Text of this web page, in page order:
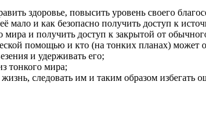
здоровье, повысить уровень своего
мало и как безопасно получить доступ к
и получить доступ к закрытой от
помощью и кто (на тонких планах) может
и удерживать его;
тонкого мира;
следовать им и таким образом избегать